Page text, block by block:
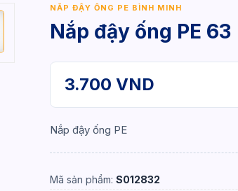
NẮP ĐẬY ỐNG PE BÌNH MINH
Nắp đậy ống PE 63
3.700 VND
Nắp đậy ống PE
Mã sản phẩm:S012832